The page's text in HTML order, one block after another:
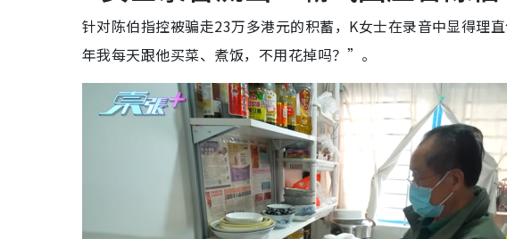
针对陈伯指控被骗走23万多港元的积蓄，K女士在录音中显得理
年我每天跟他买菜、煮饭，不用花掉吗？”。